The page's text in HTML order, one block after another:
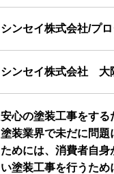
シンセイ株式会社/プ
シンセイ株式会社 大
安心の塗装工事をする
塗装業界で未だに問
ためには、消費者自
い塗装工事を行うた